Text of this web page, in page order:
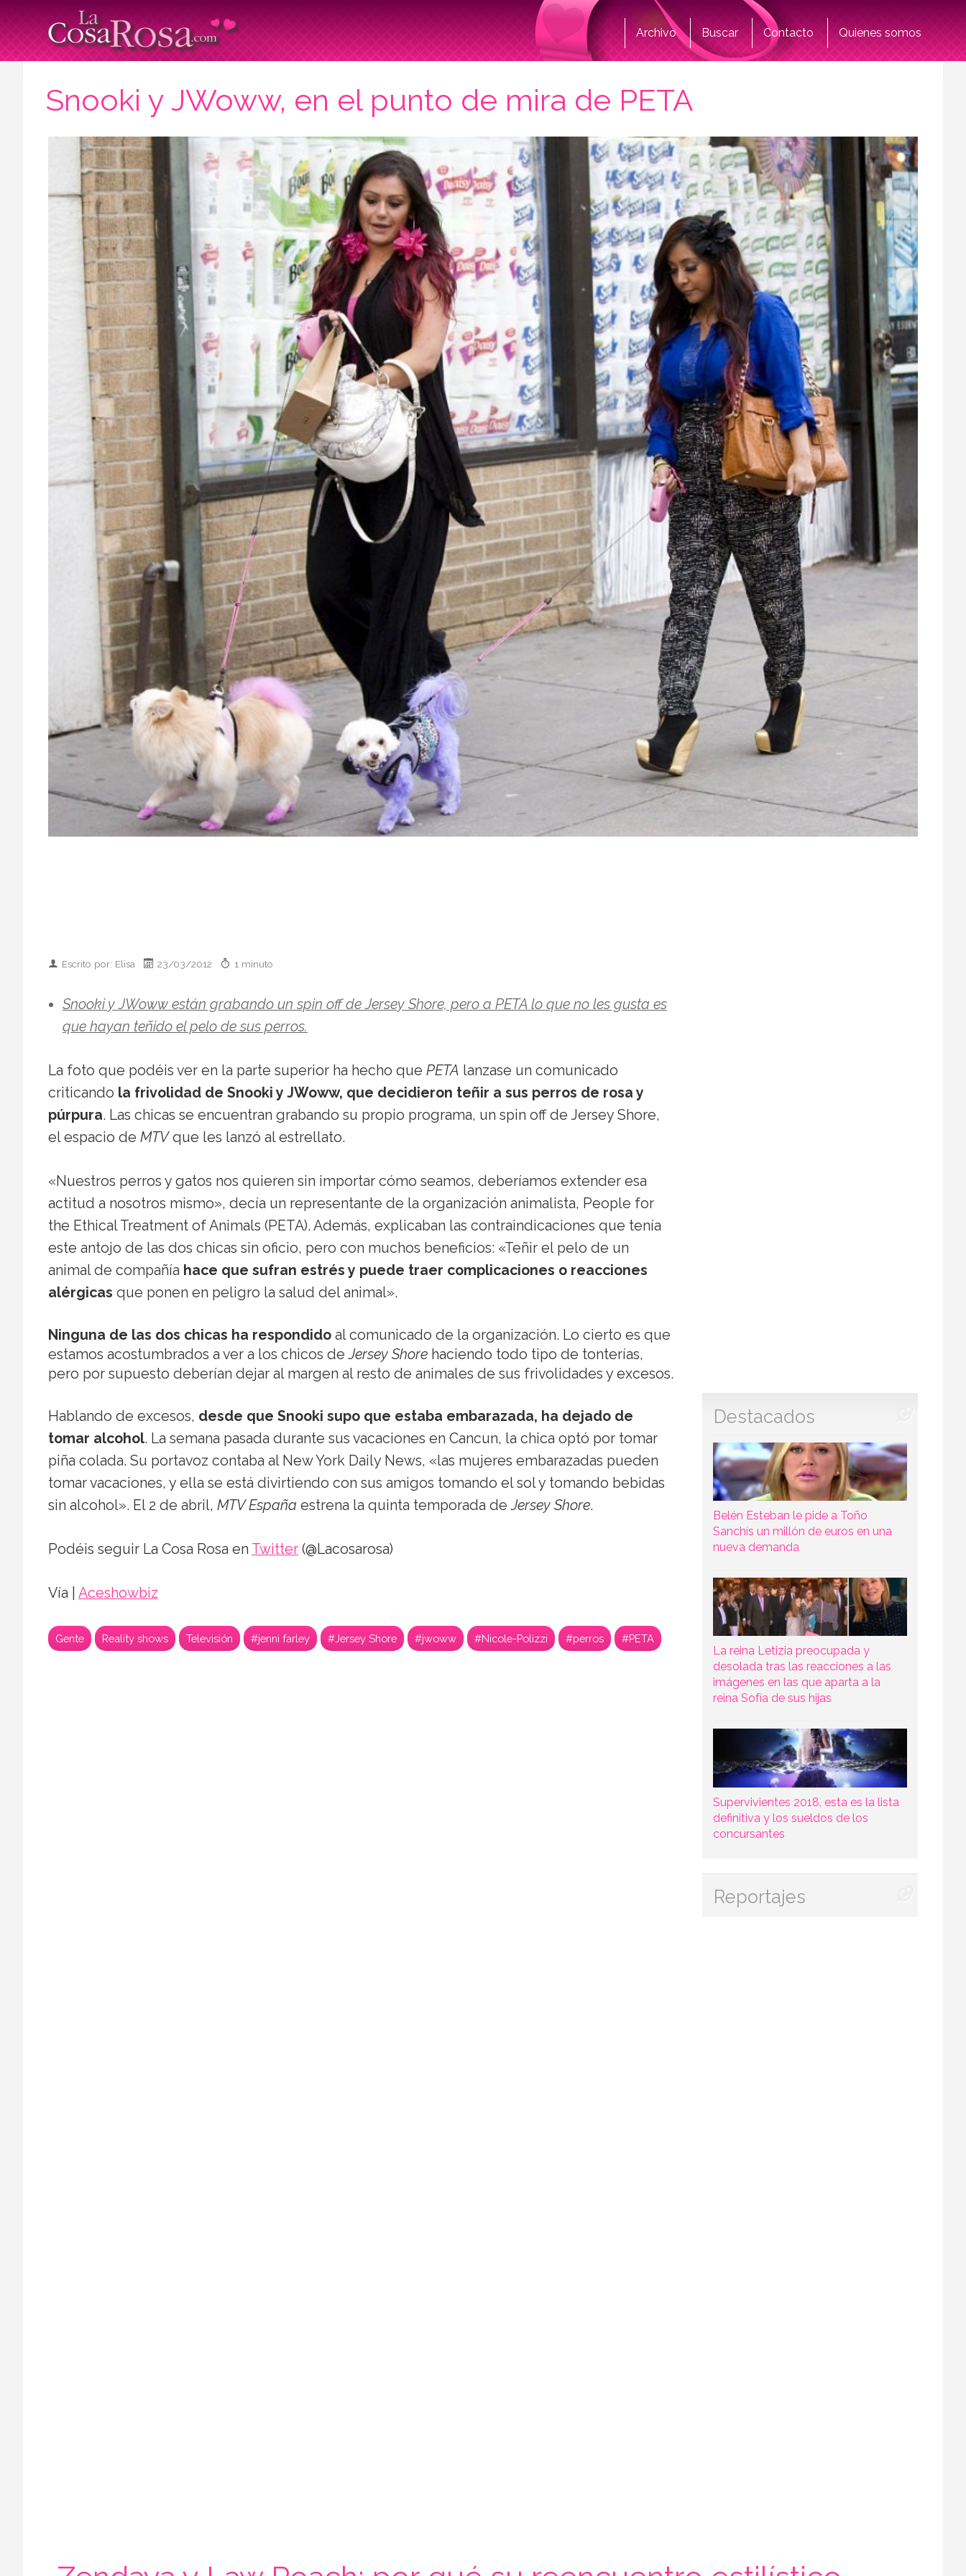
Archivo Buscar Contacto Quienes somos
Snooki y JWoww, en el punto de mira de PETA
Escrito por: Elisa 23/03/2012 1 minuto
Snooki y JWoww están grabando un spin off de Jersey Shore, pero a PETA lo que no les gusta es
que hayan teñido el pelo de sus perros.
La foto que podéis ver en la parte superior ha hecho que PETA lanzase un comunicado
criticando la frivolidad de Snooki y JWoww, que decidieron teñir a sus perros de rosa y
púrpura. Las chicas se encuentran grabando su propio programa, un spin off de Jersey Shore,
el espacio de MTVque les lanzó al estrellato.
«Nuestros perros y gatos nos quieren sin importar cómo seamos, deberíamos extender esa
actitud a nosotros mismo», decía un representante de la organización animalista, People for
the Ethical Treatment of Animals (PETA). Además, explicaban las contraindicaciones que tenía
este antojo de las dos chicas sin oficio, pero con muchos beneficios: «Teñir el pelo de un
animal de compañía hace que sufran estrés y puede traer complicaciones o reacciones
alérgicas que ponen en peligro la salud del animal».
Ninguna de las dos chicas ha respondido al comunicado de la organización. Lo cierto es que
estamos acostumbrados a ver a los chicos deJersey Shore haciendo todo tipo de tonterías,
pero por supuesto deberían dejar al margen al resto de animales de sus frivolidades y excesos.
Hablando de excesos, desde que Snooki supo que estaba embarazada, ha dejado de
tomar alcohol. La semana pasada durante sus vacaciones en Cancun, la chica optó por tomar
piña colada. Su portavoz contaba al New York Daily News, «las mujeres embarazadas pueden
tomar vacaciones, y ella se está divirtiendo con sus amigos tomando el sol y tomando bebidas
sin alcohol». El 2 de abril, MTV España estrena la quinta temporada deJersey Shore.
Podéis seguir La Cosa Rosa en Twitter (@Lacosarosa)
Vía | Aceshowbiz
Gente Reality shows Televisión #jenni farley #Jersey Shore #jwoww #Nicole-Polizzi #perros #PETA
Destacados
Belén Esteban le pide a Toño
Sanchís un millón de euros en una
nueva demanda
La reina Letizia preocupada y
desolada tras las reacciones a las
imágenes en las que aparta a la
reina Sofía de sus hijas
Supervivientes 2018, esta es la lista
definitiva y los sueldos de los
concursantes
Reportajes